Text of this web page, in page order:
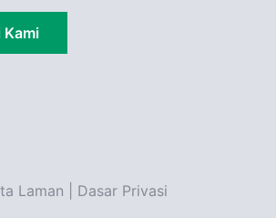
Kami
Laman Dasar Privasi